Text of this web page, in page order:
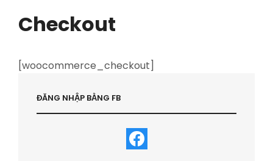
Checkout
[woocommerce_checkout]
ĐĂNG NHẬP BẰNG FB